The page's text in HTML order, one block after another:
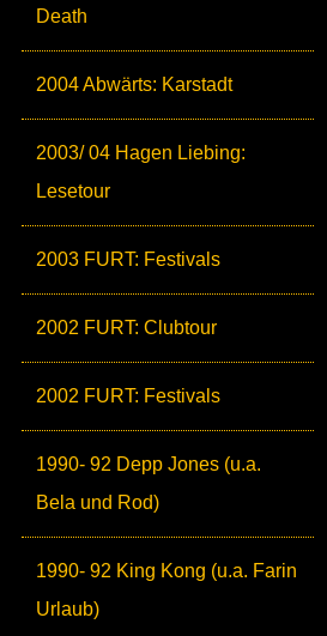
Death
2004 Abwärts: Karstadt
2003/ 04 Hagen Liebing:
Lesetour
2003 FURT: Festivals
2002 FURT: Clubtour
2002 FURT: Festivals
1990- 92 Depp Jones (u.a.
Bela und Rod)
1990- 92 King Kong (u.a. Farin
Urlaub)